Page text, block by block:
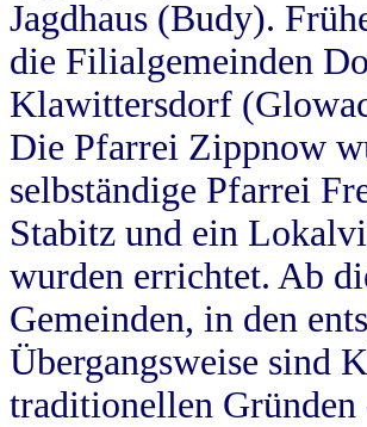
Jagdhaus (Budy).
die Filialgemeinden
Klawittersdorf
Die Pfarrei Zippnow
selbständige Pfarrei
Stabitz und ein
wurden errichtet. Ab
Gemeinden, in den
Übergangsweise sind
traditionellen